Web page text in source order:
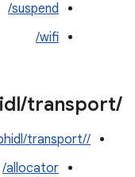
suspend/
wifi/
/
/transport
/system/libhidl/transport/‎
allocator/